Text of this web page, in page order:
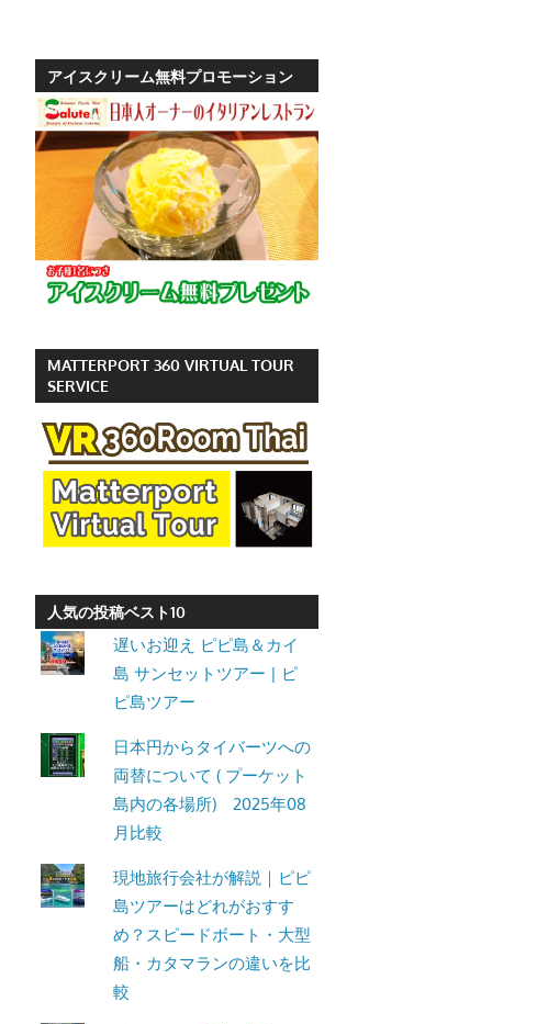
観
光
に
特
た
情
報
プ
ー
ケ
ッ
ト・
ト
ン
チ
よ
信
し
アイスクリーム無料プロモーション
MATTERPORT 360 VIRTUAL TOUR
SERVICE
人気の投稿ベスト10
遅いお迎え ピピ島＆カイ
島 サンセットツアー | ピ
ピ島ツアー
日本円からタイバーツへの
両替について ( プーケット
島内の各場所) 2025年08
月比較
現地旅行会社が解説｜ピピ
島ツアーはどれがおすす
め？スピードボート・大型
船・カタマランの違いを比
較